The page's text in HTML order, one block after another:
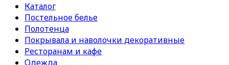
Каталог
Постельное белье
Полотенца
Покрывала и наволочки декоративные
Ресторанам и кафе
Одежда